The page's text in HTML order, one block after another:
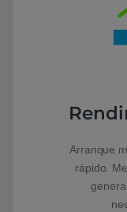
Arranque
rápido.